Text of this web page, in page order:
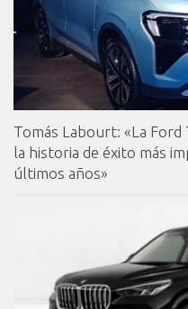
Tomás Labourt: «La
la historia de éxito más
últimos años»